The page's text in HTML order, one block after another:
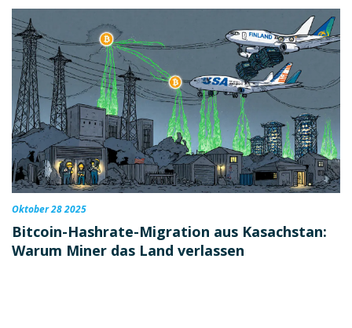
Oktober 28 2025
Bitcoin-Hashrate-Migration aus Kasachstan:
Warum Miner das Land verlassen